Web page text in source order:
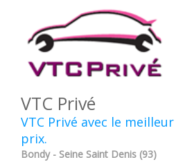
VTC Privé
VTC Privé avec le
prix.
Bondy - Seine Saint Denis (93)